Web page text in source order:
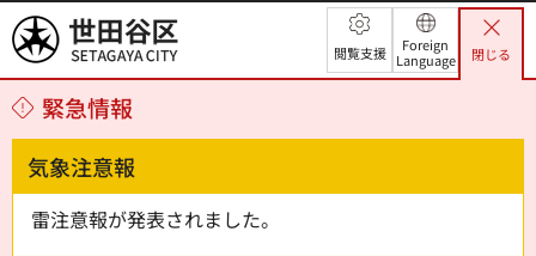
世田谷区 閲覧支援
Foreign
Language
閉じる
緊急情報
気象注意報
雷注意報が発表されました。